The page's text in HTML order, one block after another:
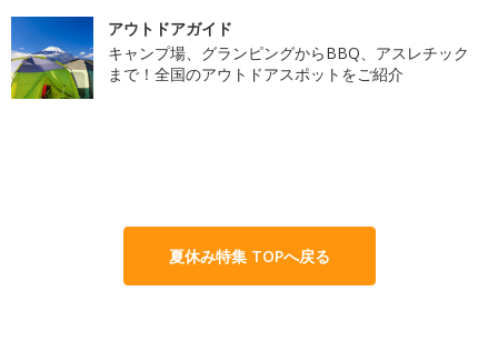
アウトドアガイド
キャンプ場、グランピングからBBQ、アスレチック
まで！全国のアウトドアスポットをご紹介
夏休み特集 TOPへ戻る